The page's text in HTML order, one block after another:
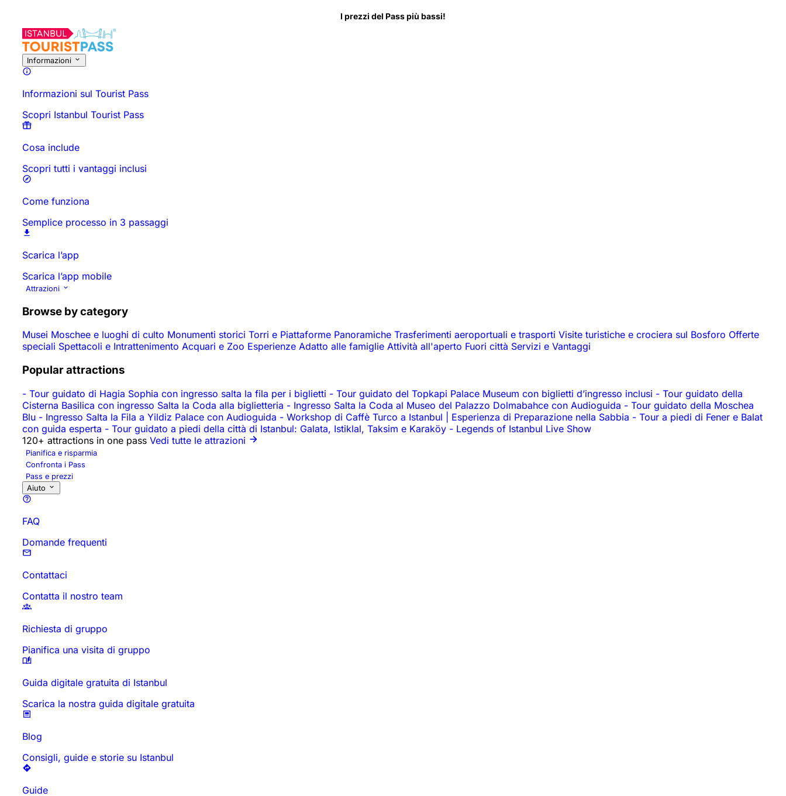
I prezzi del Pass più bassi!
Informazioni
Informazioni sul Tourist Pass
Scopri Istanbul Tourist Pass
Cosa include
Scopri tutti i vantaggi inclusi
Come funziona
Semplice processo in 3 passaggi
Scarica l’app
Scarica l’app mobile
Attrazioni
Browse by category
Musei Moschee e luoghi di culto Monumenti storici Torri e Piattaforme Panoramiche Trasferimenti aeroportuali e trasporti Visite turistiche e crociera sul Bosforo Offerte
speciali Spettacoli e Intrattenimento Acquari e Zoo Esperienze Adatto alle famiglie Attività all'aperto Fuori città Servizi e Vantaggi
Popular attractions
- Tour guidato di Hagia Sophia con ingresso salta la fila per i biglietti - Tour guidato del Topkapi Palace Museum con biglietti d’ingresso inclusi - Tour guidato della
Cisterna Basilica con ingresso Salta la Coda alla biglietteria - Ingresso Salta la Coda al Museo del Palazzo Dolmabahce con Audioguida - Tour guidato della Moschea
Blu - Ingresso Salta la Fila a Yildiz Palace con Audioguida - Workshop di Caffè Turco a Istanbul | Esperienza di Preparazione nella Sabbia - Tour a piedi di Fener e Balat
con guida esperta - Tour guidato a piedi della città di Istanbul: Galata, Istiklal, Taksim e Karaköy - Legends of Istanbul Live Show
120+ attractions in one pass Vedi tutte le attrazioni
Pianifica e risparmia
Confronta i Pass
Pass e prezzi
Aiuto
FAQ
Domande frequenti
Contattaci
Contatta il nostro team
Richiesta di gruppo
Pianifica una visita di gruppo
Guida digitale gratuita di Istanbul
Scarica la nostra guida digitale gratuita
Blog
Consigli, guide e storie su Istanbul
Guide
Da Sapere Prima di Partire FAQ